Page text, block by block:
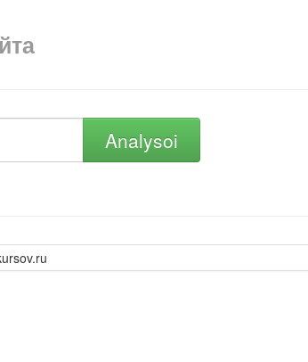
Analysoi